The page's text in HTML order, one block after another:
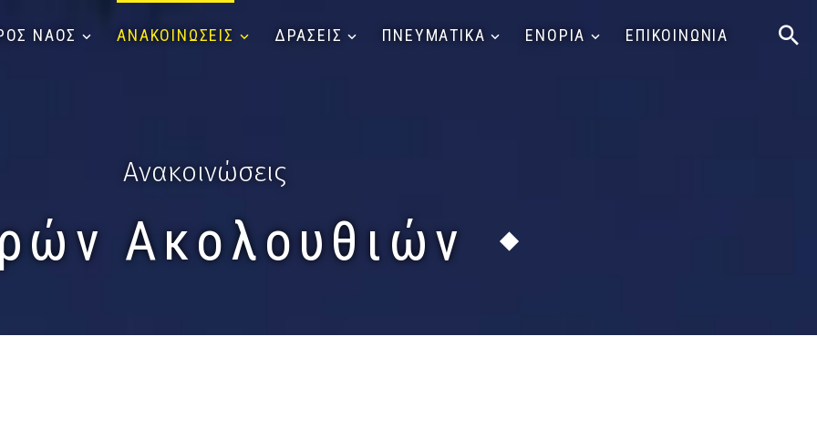
ΝΑΟΣ ΑΝΑΚΟΙΝΩΣΕΙΣ ΔΡΑΣΕΙΣ ΠΝΕΥΜΑΤΙΚΑ ΕΝΟΡΙΑ ΕΠΙΚΟΙΝΩΝΙΑ
Ανακοινώσεις
Ακολουθιών